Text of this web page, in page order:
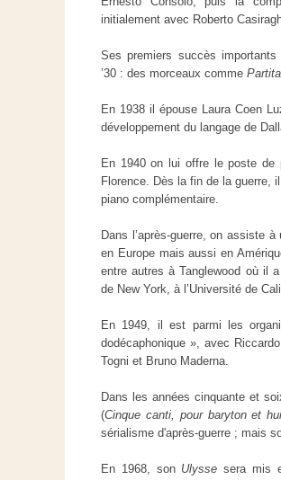
initialement avec Roberto
Ses premiers succès
’30 : des morceaux comme
En 1938 il épouse Laura Coen
développement du langage de
En 1940 on lui offre le poste de
Florence. Dès la fin de la guerre,
piano complémentaire.
Dans l’après-guerre, on assiste
en Europe mais aussi en
entre autres à Tanglewood où il
de New York, à l’Université de
En 1949, il est parmi les
dodécaphonique », avec
Togni et Bruno Maderna.
Dans les années cinquante et
(Cinque canti, pour baryton et
sérialisme d'après-guerre ; mais
En 1968, son Ulysse sera mis